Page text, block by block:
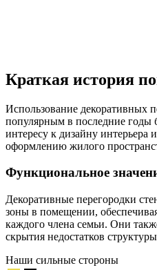
Краткая история
Использование декоративных
популярным в последние годы
интересу к дизайну
оформлению жилого
Функциональное
Декоративные перегородки
зоны в помещении,
каждого члена семьи. Они
скрытия недостатков
Наши сильные стороны